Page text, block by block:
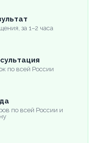
за 1–2 часа
по всей России
по всей России и